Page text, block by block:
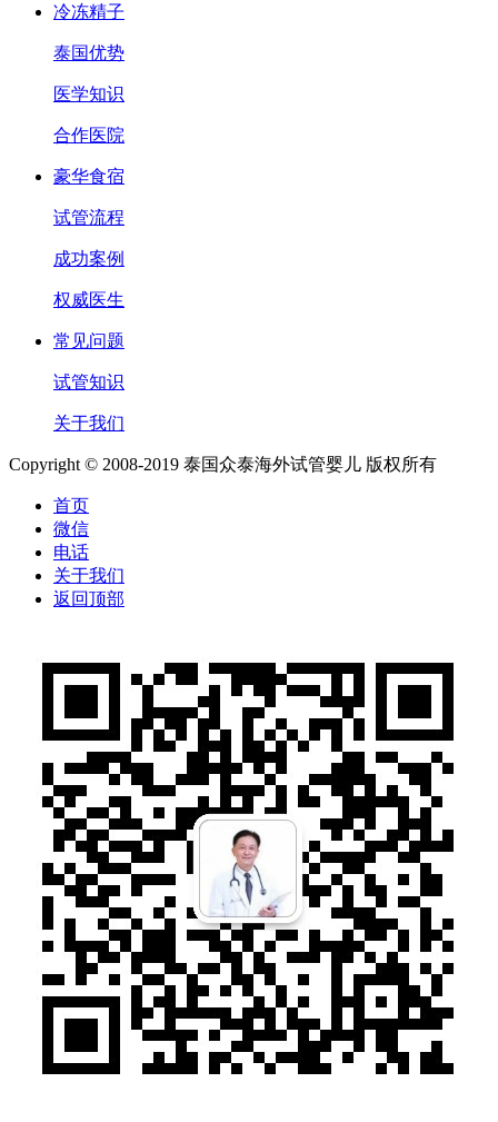
冷冻精子
泰国优势
医学知识
合作医院
豪华食宿
试管流程
成功案例
权威医生
常见问题
试管知识
关于我们
Copyright © 2008-2019 泰国众泰海外试管婴儿 版权所有
首页
微信
电话
关于我们
返回顶部